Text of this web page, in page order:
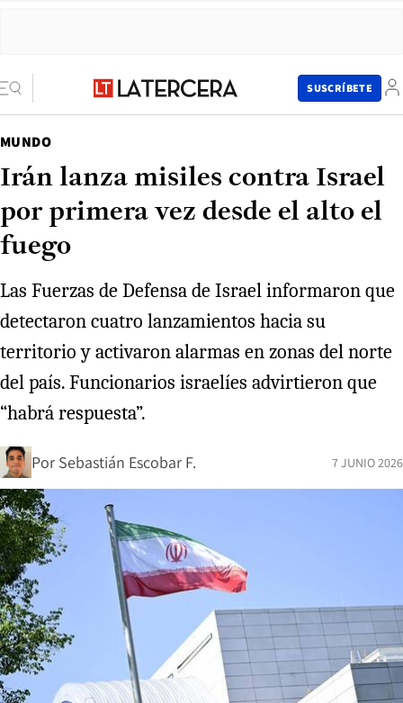
SUSCRÍBETE
MUNDO
Irán lanza misiles contra Israel
por primera vez desde el alto el
fuego
Las Fuerzas de Defensa de Israel informaron que
detectaron cuatro lanzamientos hacia su
territorio y activaron alarmas en zonas del norte
del país. Funcionarios israelíes advirtieron que
“habrá respuesta”.
Por Sebastián Escobar F. 7 JUNIO 2026